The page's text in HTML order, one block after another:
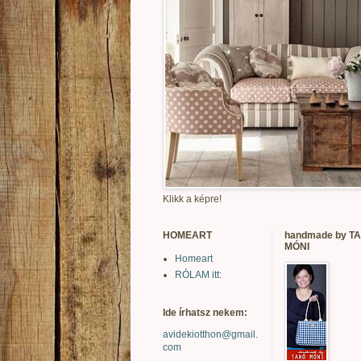
Klikk a képre!
HOMEART
Homeart
RÓLAM itt:
Ide írhatsz nekem:
avidekiotthon@gmail.
com
handmade by
MÓNI